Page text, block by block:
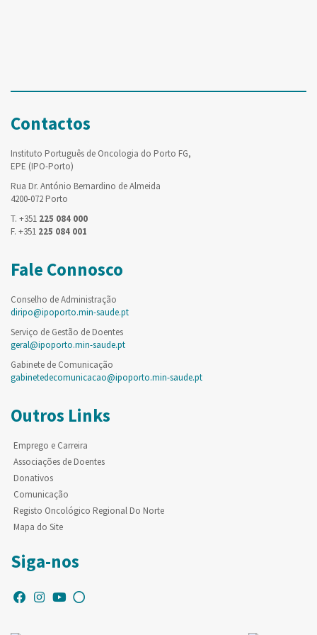
Contactos
Instituto Português de Oncologia do Porto FG,
EPE (IPO-Porto)
Rua Dr. António Bernardino de Almeida
4200-072 Porto
T. +351 225 084 000
F. +351 225 084 001
Fale Connosco
Conselho de Administração
diripo@ipoporto.min-saude.pt
Serviço de Gestão de Doentes
geral@ipoporto.min-saude.pt
Gabinete de Comunicação
gabinetedecomunicacao@ipoporto.min-saude.pt
Outros Links
Emprego e Carreira
Associações de Doentes
Donativos
Comunicação
Registo Oncológico Regional Do Norte
Mapa do Site
Siga-nos